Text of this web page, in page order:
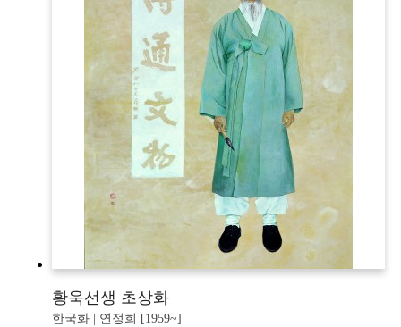
황욱선생 초상화
한국화 | 연정희 [1959~]